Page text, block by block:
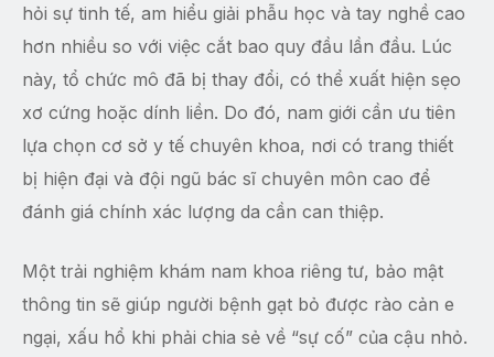
hỏi sự tinh tế, am hiểu giải phẫu học và tay nghề cao
hơn nhiều so với việc cắt bao quy đầu lần đầu. Lúc
này, tổ chức mô đã bị thay đổi, có thể xuất hiện sẹo
xơ cứng hoặc dính liền. Do đó, nam giới cần ưu tiên
lựa chọn cơ sở y tế chuyên khoa, nơi có trang thiết
bị hiện đại và đội ngũ bác sĩ chuyên môn cao để
đánh giá chính xác lượng da cần can thiệp.
Một trải nghiệm khám nam khoa riêng tư, bảo mật
thông tin sẽ giúp người bệnh gạt bỏ được rào cản e
ngại, xấu hổ khi phải chia sẻ về “sự cố” của cậu nhỏ.